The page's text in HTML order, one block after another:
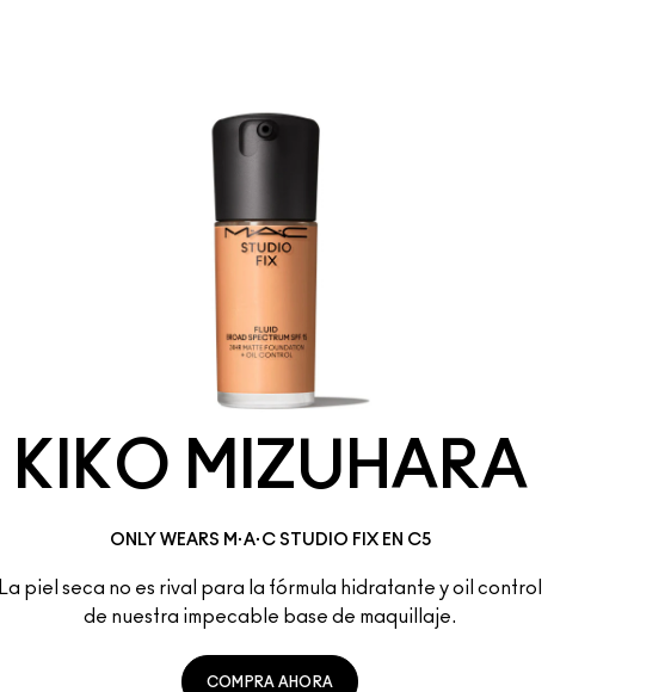
KIKO MIZUHARA
ONLY WEARS M·A·C STUDIO FIX EN C5
La piel seca no es rival para la fórmula hidratante y oil control
de nuestra impecable base de maquillaje.
COMPRA AHORA